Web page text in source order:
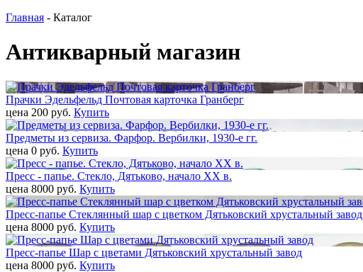
Главная - Каталог
Антикварный магазин
Прачки Эдельфельд Почтовая карточка Гранберг
цена 200 pуб. Купить
Предметы из сервиза. Фарфор. Вербилки, 1930-е гг.
цена 0 pуб. Купить
Пресс - папье. Стекло, Дятьково, начало ХХ в.
цена 8000 pуб. Купить
Пресс-папье Стеклянный шар с цветком Дятьковский хрустальный завод
цена 8000 pуб. Купить
Пресс-папье Шар с цветами Дятьковский хрустальный завод
цена 8000 pуб. Купить